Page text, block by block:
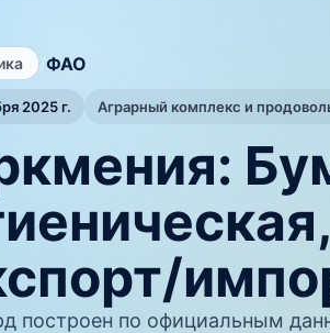
/ФАО
2025 г. Аграрный комплекс и
построен по официальным